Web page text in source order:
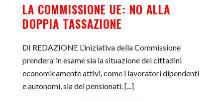
LA COMMISSIONE UE: NO ALLA
DOPPIA TASSAZIONE
DI REDAZIONE L’iniziativa della Commissione
prendera’ in esame sia la situazione dei cittadini
economicamente attivi, come i lavoratori dipendenti
e autonomi, sia dei pensionati. [...]